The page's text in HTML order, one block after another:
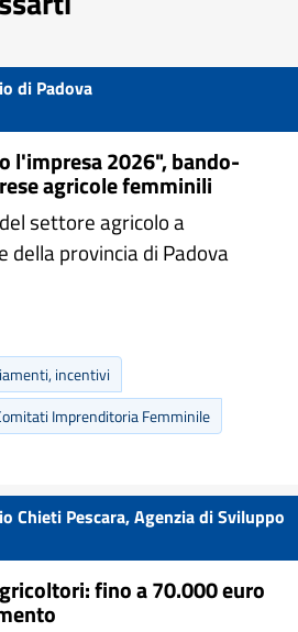
di Padova
l'impresa 2026", bando-
agricole femminili
settore agricolo a
della provincia di Padova
incentivi
Imprenditoria Femminile
Chieti Pescara, Agenzia di Sviluppo
fino a 70.000 euro